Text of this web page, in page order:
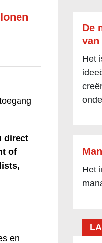
direct
of
en
De
van
Het
Het